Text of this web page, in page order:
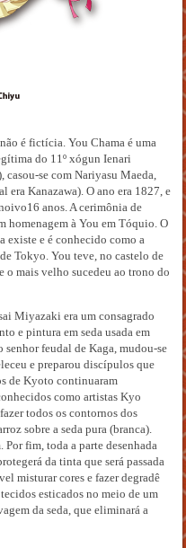
é fictícia. You Chama é uma
do 11º xógun Ienari
se com Nariyasu Maeda,
era Kanazawa). O ano era 1827, e
anos. A cerimônia de
homenagem à You em Tóquio. O
existe e é conhecido como a
Tokyo. You teve, no castelo de
o mais velho sucedeu ao trono do
Miyazaki era um consagrado
e pintura em seda usada em
feudal de Kaga, mudou-se
e preparou discípulos que
de Kyoto continuaram
como artistas Kyo
todos os contornos dos
sobre a seda pura (branca).
Por fim, toda a parte desenhada
da tinta que será passada
misturar cores e fazer degradê
esticados no meio de um
da seda, que eliminará a